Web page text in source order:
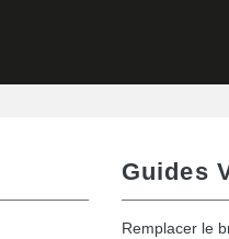
Guides
Remplacer le